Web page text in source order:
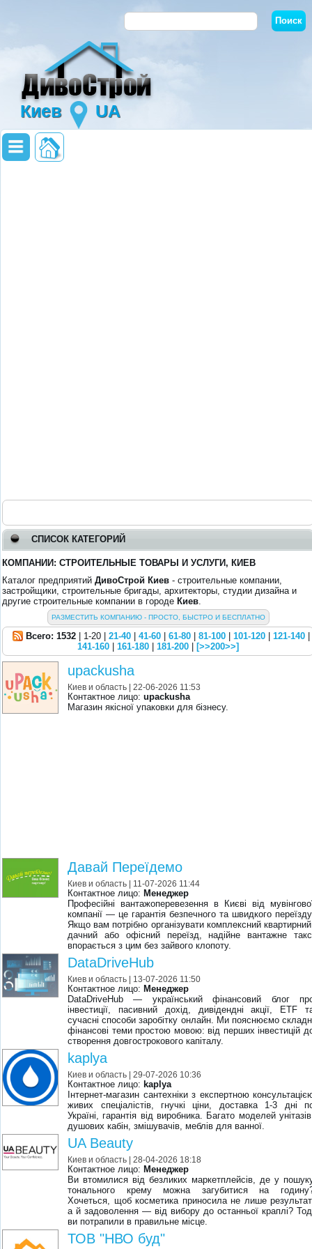
Киев UA
СПИСОК КАТЕГОРИЙ
КОМПАНИИ: СТРОИТЕЛЬНЫЕ ТОВАРЫ И УСЛУГИ, КИЕВ
Каталог предприятий ДивоСтрой Киев - строительные компании,
застройщики, строительные бригады, архитекторы, студии дизайна и
другие строительные компании в городе Киев.
РАЗМЕСТИТЬ КОМПАНИЮ - ПРОСТО, БЫСТРО И БЕСПЛАТНО
Всего: 1532| 1-20 | 21-40| 41-60| 61-80| 81-100| 101-120| 121-140|
141-160
161-180 181-200 [>>200>>]
upackusha
Киев и область | 22-06-2026 11:53
Контактное лицо:upackusha
Магазин якісної упаковки для бізнесу.
Давай Переїдемо
Киев и область | 11-07-2026 11:44
Контактное лицо: Менеджер
Професійні вантажоперевезення в Києві від
компанії — це гарантія безпечного та швидкого
Якщо вам потрібно організувати комплексний
дачний або офісний переїзд, надійне вантажне
впорається з цим без зайвого клопоту.
DataDriveHub
Киев и область | 13-07-2026 11:50
Контактное лицо: Менеджер
DataDriveHub — український фінансовий блог
інвестиції, пасивний дохід, дивідендні акції, ETF
сучасні способи заробітку онлайн. Ми пояснюємо
фінансові теми простою мовою: від перших інвестицій
створення довгострокового капіталу.
kaplya
Киев и область | 29-07-2026 10:36
Контактное лицо: kaplya
Інтернет-магазин сантехніки з експертною
живих спеціалістів, гнучкі ціни, доставка 1-3 дні
Україні, гарантія від виробника. Багато моделей
душових кабін, змішувачів, меблів для ванної.
UA Beauty
Киев и область | 28-04-2026 18:18
Контактное лицо: Менеджер
Ви втомилися від безликих маркетплейсів, де у
тонального крему можна загубитися на
Хочеться, щоб косметика приносила не лише
а й задоволення — від вибору до останньої краплі?
ви потрапили в правильне місце.
ТОВ "НВО буд"